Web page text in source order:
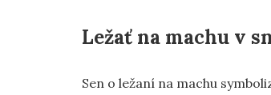
Ležať na machu v
Sen o ležaní na machu